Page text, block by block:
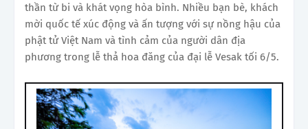
thần từ bi và khát vọng hòa bình. Nhiều bạn bè, khách
mời quốc tế xúc động và ấn tượng với sự nồng hậu của
phật tử Việt Nam và tình cảm của người dân địa
phương trong lễ thả hoa đăng của đại lễ Vesak tối 6/5.